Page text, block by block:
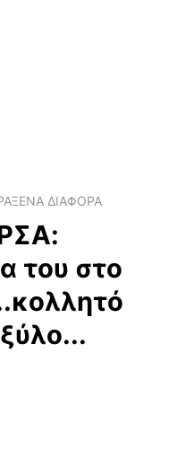
ΔΙΑΦΟΡΑ
του στο